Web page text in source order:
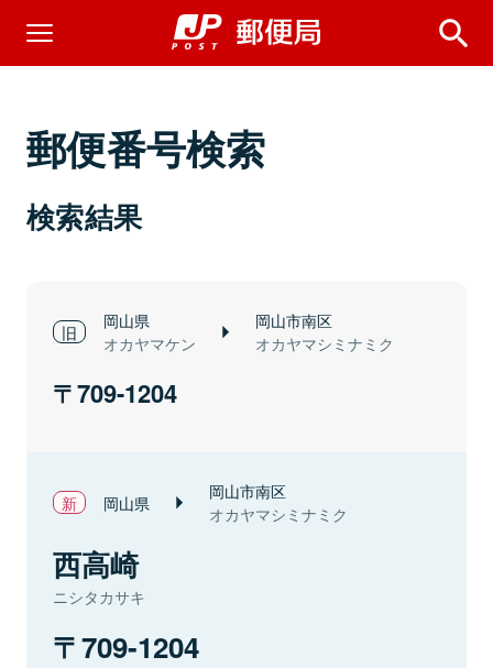
郵便番号検索
検索結果
岡山県
オカヤマケン
岡山市南区
オカヤマシミナミク
709-1204
岡山県 岡山市南区
オカヤマシミナミク
西高崎
ニシタカサキ
709-1204